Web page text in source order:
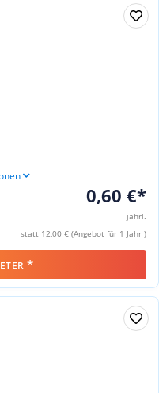
0,60 €*
jährl.
statt 12,00 € (Angebot für 1 Jahr )
*